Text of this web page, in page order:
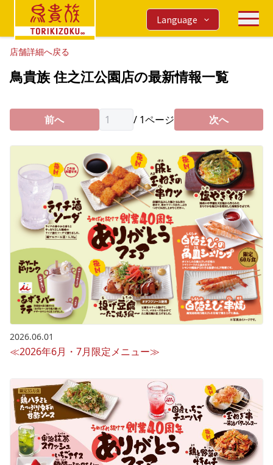
Language
店舗詳細へ戻る
鳥貴族 住之江公園店の最新情報一覧
前へ / 1ページ 次へ
2026.06.01
≪2026年6月・7月限定メニュー≫